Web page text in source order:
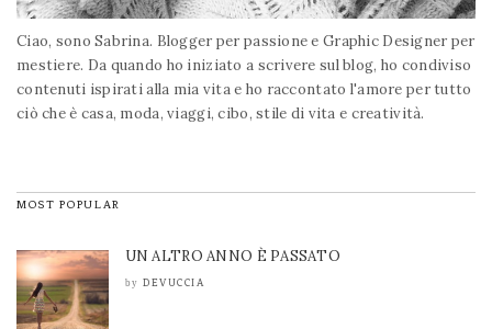
Ciao, sono Sabrina. Blogger per passione e Graphic Designer per
mestiere. Da quando ho iniziato a scrivere sul blog, ho condiviso
contenuti ispirati alla mia vita e ho raccontato l'amore per tutto
ciò che è casa, moda, viaggi, cibo, stile di vita e creatività.
MOST POPULAR
UN ALTRO ANNO È PASSATO
by DEVUCCIA